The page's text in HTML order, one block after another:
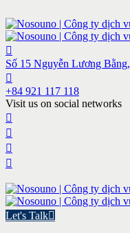
Số 15 Nguyễn Lương
+84 921 117 118
Visit us on social networks
Let's Talk